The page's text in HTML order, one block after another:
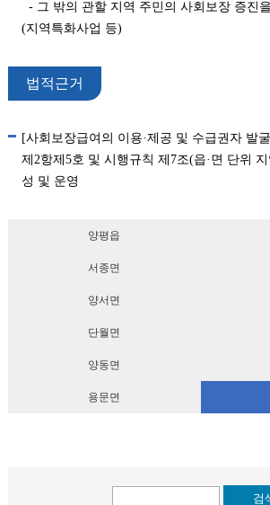
- 그 밖의 관할 지역 주민의 사회보장 증진
(지역특화사업 등)
법적근거
[사회보장급여의 이용·제공 및 수급권자 발
제2항제5호 및 시행규칙 제7조(읍·면 단위
성 및 운영
양평읍
서종면
양서면
단월면
양동면
용문면
검